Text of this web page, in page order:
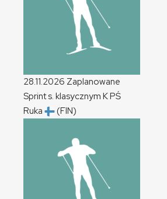
28.11.2026 Zaplanowane
Sprint s. klasycznym KPŚ
Ruka
(FIN)